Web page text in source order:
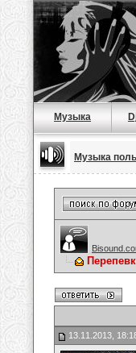
Музыка
Музыка
13.11.2013,